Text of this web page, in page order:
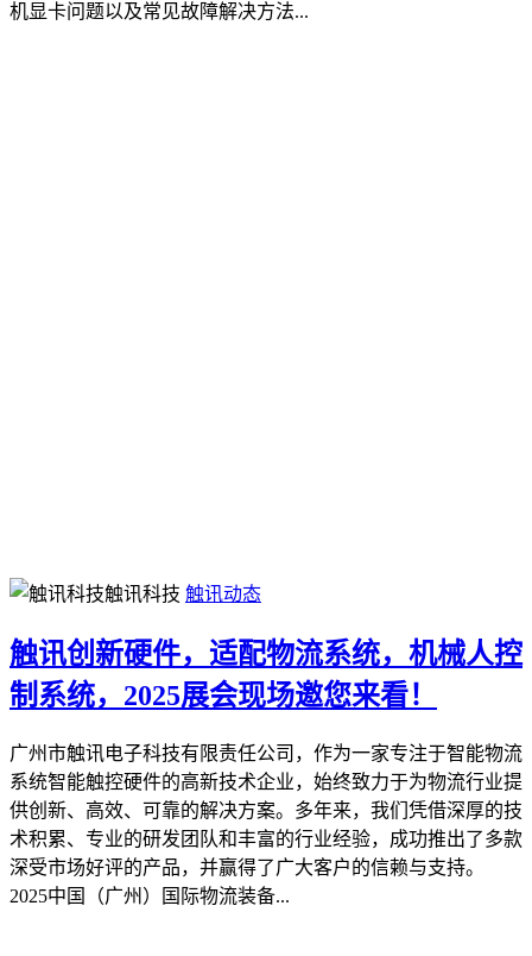
机显卡问题以及常见故障解决方法...
触讯科技 触讯动态
触讯创新硬件，适配物流系统，机械人控
制系统，2025展会现场邀您来看！
广州市触讯电子科技有限责任公司，作为一家专注于智能物流
系统智能触控硬件的高新技术企业，始终致力于为物流行业提
供创新、高效、可靠的解决方案。多年来，我们凭借深厚的技
术积累、专业的研发团队和丰富的行业经验，成功推出了多款
深受市场好评的产品，并赢得了广大客户的信赖与支持。
2025中国（广州）国际物流装备...